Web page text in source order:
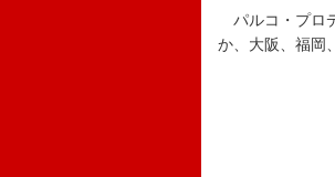
パルコ・プロ
か、大阪、福岡